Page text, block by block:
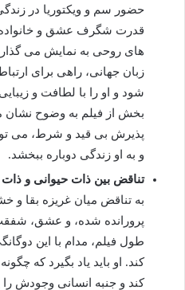
حضور سم و ویکتوریا در
قدرت شگرف عشق و خانواده
های روحی به نمایش می
زبان جهانی، راهی برای
شود و او را با لطافت و
بخش از فیلم به وضوح
پذیرش بی قید و شرط، می
و به او زندگی دوباره ببخشد.
تناقض بین ذات حیوانی و ذات
به تناقض میان غریزه بقا و
پرورانده شده، و عشق،
طول فیلم، مدام با این
کند. او باید یاد بگیرد که
کند و جنبه انسانی وجودش